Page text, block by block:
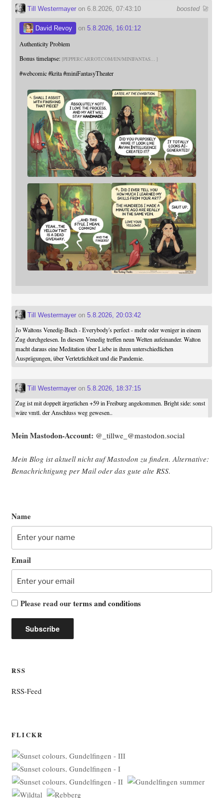
boosted 🚀
Till Westermayeron 6.8.2026, 07:43:10
David Revoy on 5.8.2026, 16:01:12
Authenticity Problem
Bonus timelapse: PEPPERCARROT.COM/EN/MINIFANTAS
#webcomic #krita #miniFantasyTheater
Till Westermayeron 5.8.2026, 20:03:42
Jo Waltons Venedig-Buch - Everybody's perfect - mehr oder weniger in einem
Zug durchgelesen. In diesem Venedig treffen neun Welten aufeinander. Walton
macht daraus eine Meditation über Liebe in ihren unterschiedlichen
Ausprägungen, über Verletzlichkeit und die Pandemie.
Till Westermayeron 5.8.2026, 18:37:15
Zug ist mit doppelt ärgerlichen +59 in Freiburg angekommen. Bright side: sonst
wäre vmtl. der Anschluss weg gewesen..
Mein Mast­o­don-Account: @_tillwe_@mastodon.social
Mein Blog ist aktu­ell nicht auf Mast­o­don zu fin­den. Alter­na­ti­ve:
Benach­rich­ti­gung per Mail oder das gute alte RSS.
Name
Email
Please read ourterms and conditions
RSS
RSS-Feed
FLICKR